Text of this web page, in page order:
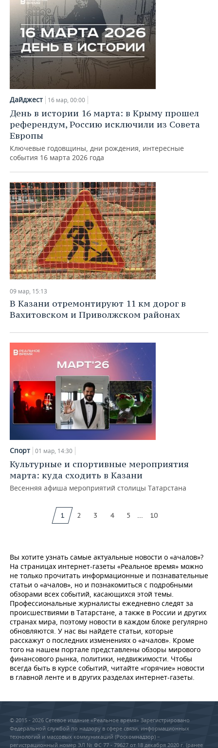
Дайджест 16 мар, 00:00
День в истории 16 марта: в Крыму прошел
референдум, Россию исключили из Совета
Европы
Ключевые годовщины, дни рождения, интересные
события 16 марта 2026 года
09 мар, 15:13
В Казани отремонтируют 11 км дорог в
Вахитовском и Приволжском районах
Спорт 01 мар, 14:30
Культурные и спортивные мероприятия
марта: куда сходить в Казани
Весенняя афиша мероприятий столицы Татарстана
1 2 3 4 5 ... 10
Вы хотите узнать самые актуальные новости о «ачалов»?
На страницах интернет-газеты «Реальное время» можно
не только прочитать информационные и познавательные
статьи о «ачалов», но и познакомиться с подробными
обзорами всех событий, касающихся этой темы.
Профессиональные журналисты ежедневно следят за
происшествиями в Татарстане, а также в России и других
странах мира, поэтому новости в каждом блоке регулярно
обновляются. У нас вы найдете статьи, которые
расскажут о последних изменениях о «ачалов». Кроме
того на нашем портале представлены обзоры мирового
финансового рынка, политики, недвижимости. Чтобы
всегда быть в курсе событий, читайте «горячие» новости
в главной ленте и в других разделах интернет-газеты.
© 2015 - 2026 Сетевое издание «Реальное время» Зарегистрировано
Федеральной службой по надзору в сфере связи, информационных
технологий и массовых коммуникаций (Роскомнадзор) –
регистрационный номер ЭЛ № ФС 77 - 79627 от 18 декабря 2020 г. (ранее